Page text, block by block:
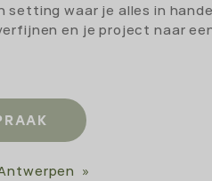
setting waar je alles in
en je project naar